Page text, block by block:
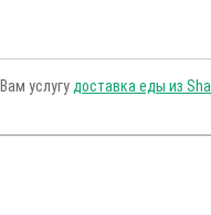
услугу доставка еды из